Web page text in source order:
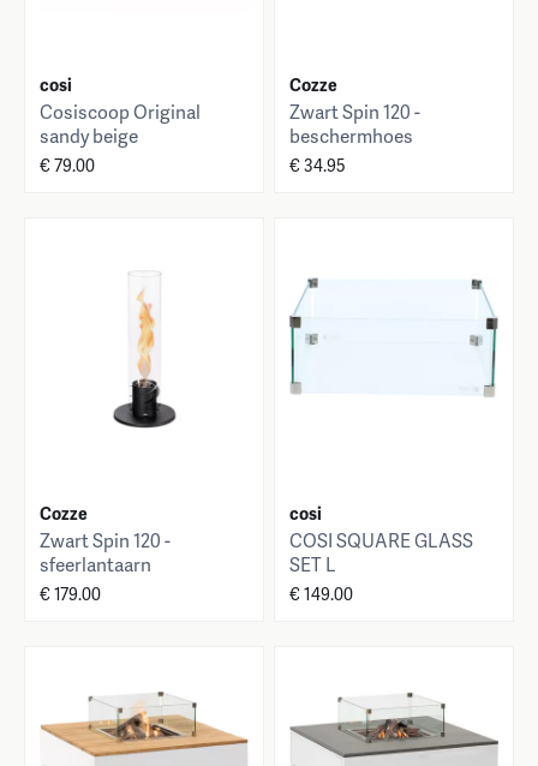
cosi
Cosiscoop Original
sandy beige
€ 79.00
Cozze
Zwart Spin 120 -
beschermhoes
€ 34.95
Cozze
Zwart Spin 120 -
sfeerlantaarn
€ 179.00
cosi
COSI SQUARE GLASS
SET L
€ 149.00